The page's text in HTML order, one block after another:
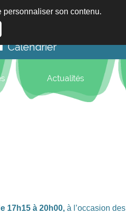
personnaliser son contenu.
Calendrier
Actualités
17h15 à 20h00, à l’occasion des